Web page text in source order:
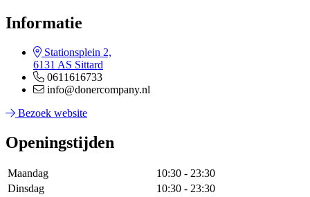
Informatie
Stationsplein 2,
6131 AS Sittard
0611616733
info@donercompany.nl
Bezoek website
Openingstijden
Maandag
10:30 - 23:30
Dinsdag
10:30 - 23:30